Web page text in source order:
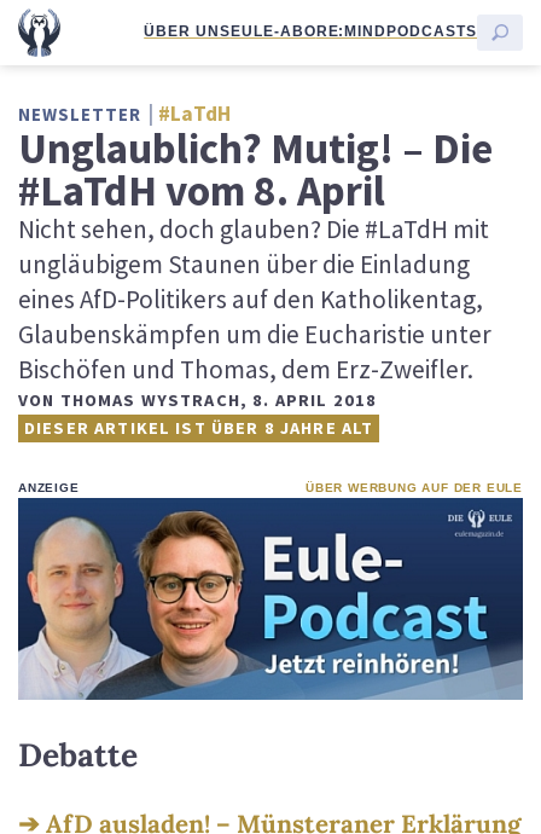
ÜBER UNSEULE-ABORE:MINDPODCASTS
NEWSLETTER #LaTdH
Unglaublich? Mutig! – Die
#LaTdH vom 8. April
Nicht sehen, doch glauben? Die #LaTdH mit
ungläubigem Staunen über die Einladung
eines AfD-Politikers auf den Katholikentag,
Glaubenskämpfen um die Eucharistie unter
Bischöfen und Thomas, dem Erz-Zweifler.
VON THOMAS WYSTRACH, 8. APRIL 2018
DIESER ARTIKEL IST ÜBER 8 JAHRE ALT
ANZEIGE ÜBER WERBUNG AUF DER EULE
Debatte
AfD ausladen! – Münsteraner Erklärung